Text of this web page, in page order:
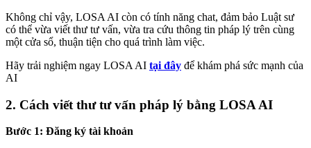
Không chỉ vậy, LOSA AI còn có tính năng chat, đảm bảo Luật sư
có thể vừa viết thư tư vấn, vừa tra cứu thông tin pháp lý trên cùng
một cửa sổ, thuận tiện cho quá trình làm việc.
Hãy trải nghiệm ngay LOSA AI tại đây để khám phá sức mạnh của
AI
2. Cách viết thư tư vấn pháp lý bằng LOSA AI
Bước 1: Đăng ký tài khoản